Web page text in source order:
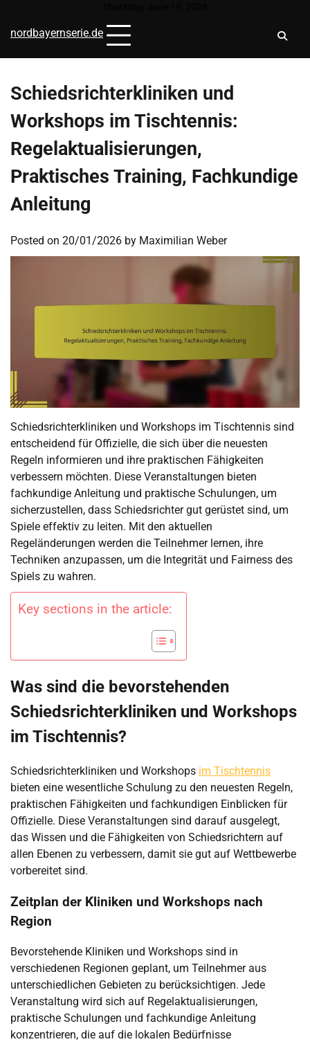
content
nordbayernserie.de
Schiedsrichterkliniken und
Workshops im Tischtennis:
Regelaktualisierungen,
Praktisches Training, Fachkundige
Anleitung
Posted on 20/01/2026 by Maximilian Weber
Schiedsrichterkliniken und Workshops im Tischtennis sind
entscheidend für Offizielle, die sich über die neuesten
Regeln informieren und ihre praktischen Fähigkeiten
verbessern möchten. Diese Veranstaltungen bieten
fachkundige Anleitung und praktische Schulungen, um
sicherzustellen, dass Schiedsrichter gut gerüstet sind, um
Spiele effektiv zu leiten. Mit den aktuellen
Regeländerungen werden die Teilnehmer lernen, ihre
Techniken anzupassen, um die Integrität und Fairness des
Spiels zu wahren.
Key sections in the article:
Was sind die bevorstehenden
Schiedsrichterkliniken und Workshops
im Tischtennis?
Schiedsrichterkliniken und Workshops im Tischtennis
bieten eine wesentliche Schulung zu den neuesten Regeln,
praktischen Fähigkeiten und fachkundigen Einblicken für
Offizielle. Diese Veranstaltungen sind darauf ausgelegt,
das Wissen und die Fähigkeiten von Schiedsrichtern auf
allen Ebenen zu verbessern, damit sie gut auf Wettbewerbe
vorbereitet sind.
Zeitplan der Kliniken und Workshops nach
Region
Bevorstehende Kliniken und Workshops sind in
verschiedenen Regionen geplant, um Teilnehmer aus
unterschiedlichen Gebieten zu berücksichtigen. Jede
Veranstaltung wird sich auf Regelaktualisierungen,
praktische Schulungen und fachkundige Anleitung
konzentrieren, die auf die lokalen Bedürfnisse